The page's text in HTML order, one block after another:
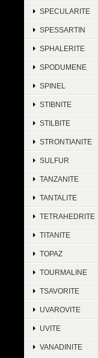
SPECULARITE
SPESSARTIN
SPHALERITE
SPODUMENE
SPINEL
STIBNITE
STILBITE
STRONTIANITE
SULFUR
TANZANITE
TANTALITE
TETRAHEDRITE
TITANITE
TOPAZ
TOURMALINE
TSAVORITE
UVAROVITE
UVITE
VANADINITE